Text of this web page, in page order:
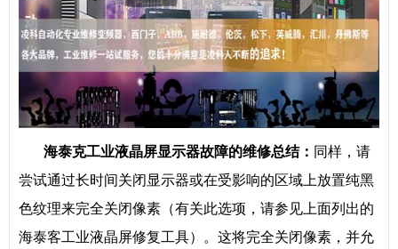
海泰克工业液晶屏显示器故障的维修总结： 同样，请
尝试通过长时间关闭显示器或在受影响的区域上放置纯黑
色纹理来完全关闭像素（有关此选项，请参见上面列出的
海泰客工业液晶屏修复工具）。这将完全关闭像素，并允